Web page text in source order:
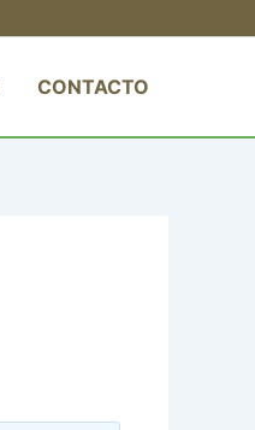
CONTACTO